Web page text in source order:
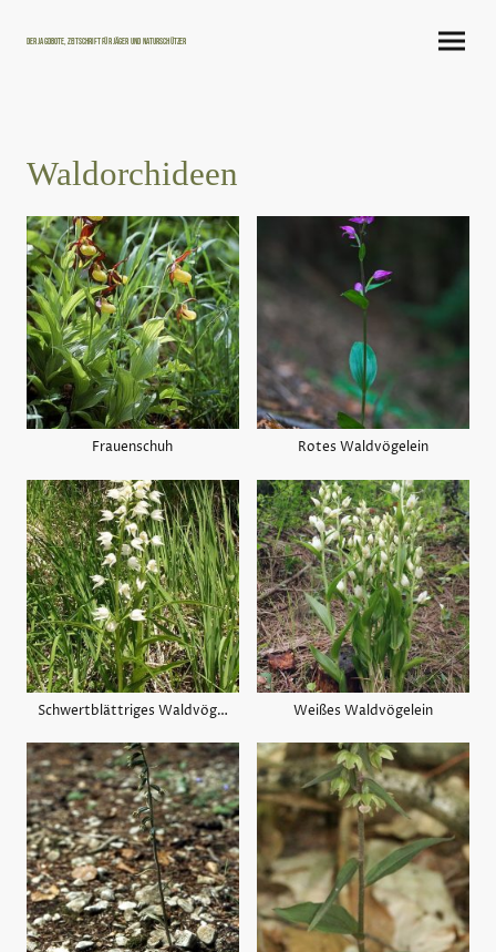
Der Jagdbote, Zeitschrift für Jäger und Naturschützer
Waldorchideen
Frauenschuh Rotes Waldvögelein
Schwertblättriges Waldvögelein Weißes Waldvögelein